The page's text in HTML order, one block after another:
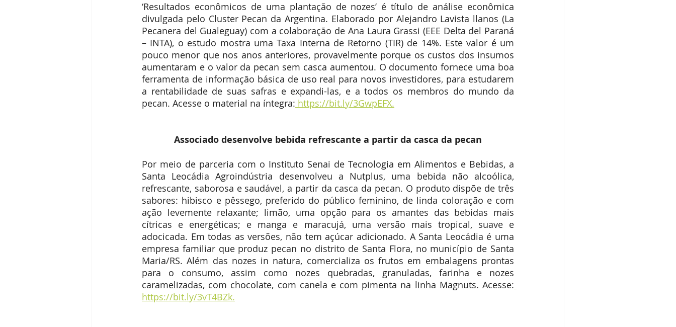
‘Resultados econômicos de uma plantação de nozes’ é título de análise econômica
divulgada pelo Cluster Pecan da Argentina. Elaborado por Alejandro Lavista llanos (La
Pecanera del Gualeguay) com a colaboração de Ana Laura Grassi (EEE Delta del Paraná
– INTA), o estudo mostra uma Taxa Interna de Retorno (TIR) de 14%. Este valor é um
pouco menor que nos anos anteriores, provavelmente porque os custos dos insumos
aumentaram e o valor da pecan sem casca aumentou. O documento fornece uma boa
ferramenta de informação básica de uso real para novos investidores, para estudarem
a rentabilidade de suas safras e expandi-las, e a todos os membros do mundo da
pecan. Acesse o material na íntegra: https://bit.ly/3GwpEFX.
Associado desenvolve bebida refrescante a partir da casca da pecan
Por meio de parceria com o Instituto Senai de Tecnologia em Alimentos e Bebidas, a
Santa Leocádia Agroindústria desenvolveu a Nutplus, uma bebida não alcoólica,
refrescante, saborosa e saudável, a partir da casca da pecan. O produto dispõe de três
sabores: hibisco e pêssego, preferido do público feminino, de linda coloração e com
ação levemente relaxante; limão, uma opção para os amantes das bebidas mais
cítricas e energéticas; e manga e maracujá, uma versão mais tropical, suave e
adocicada. Em todas as versões, não tem açúcar adicionado. A Santa Leocádia é uma
empresa familiar que produz pecan no distrito de Santa Flora, no município de Santa
Maria/RS. Além das nozes in natura, comercializa os frutos em embalagens prontas
para o consumo, assim como nozes quebradas, granuladas, farinha e nozes
caramelizadas, com chocolate, com canela e com pimenta na linha Magnuts. Acesse:
https://bit.ly/3vT4BZk.